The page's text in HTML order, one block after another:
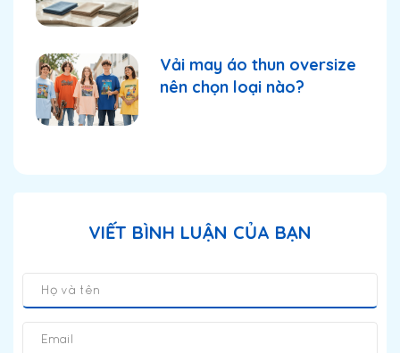
Vải may áo thun oversize
nên chọn loại nào?
VIẾT BÌNH LUẬN CỦA BẠN